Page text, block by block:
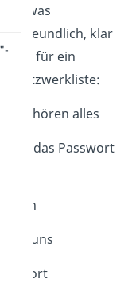
etwas
freundlich, klar
für ein
Netzwerkliste:
wir hören alles
das Passwort
bei uns